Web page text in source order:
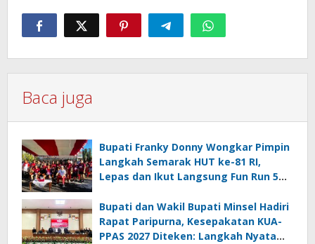
Baca juga
Bupati Franky Donny Wongkar Pimpin
Langkah Semarak HUT ke-81 RI,
Lepas dan Ikut Langsung Fun Run 5
Bupati dan Wakil Bupati Minsel Hadiri
Rapat Paripurna, Kesepakatan KUA-
PPAS 2027 Diteken: Langkah Nyata